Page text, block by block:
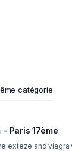
catégorie
Paris 17ème
and viagra viagra with